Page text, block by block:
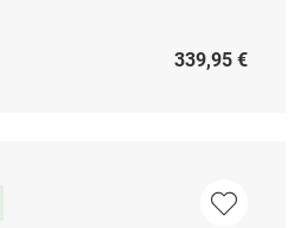
339,95 €